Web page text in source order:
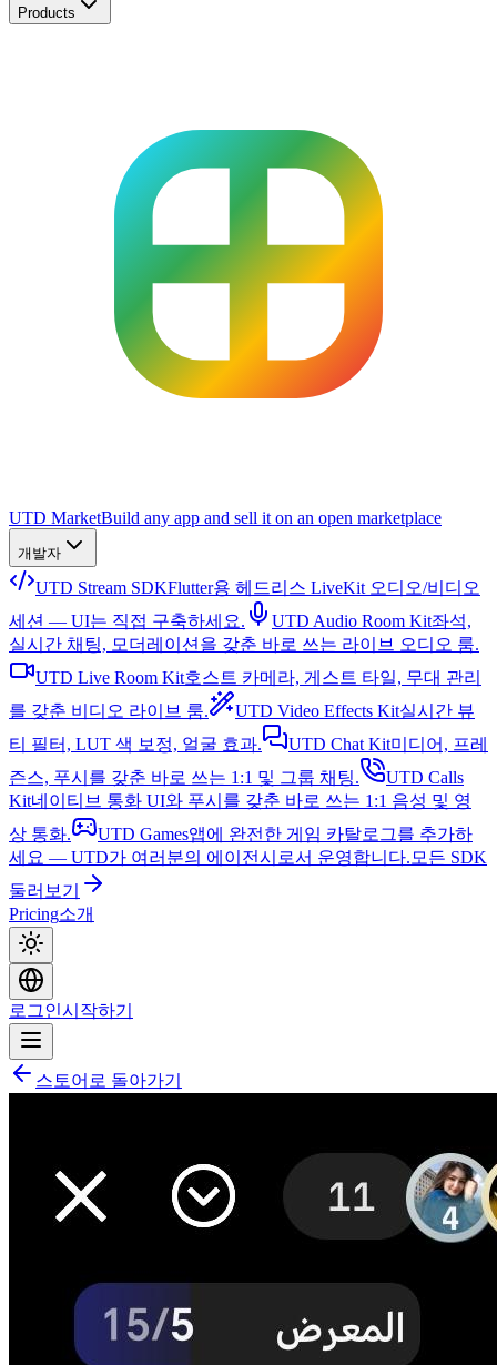
Products
UTD MarketBuild any app and sell it on an open marketplace
개발자
UTD Stream SDKFlutter용 헤드리스 LiveKit 오디오/비디오
세션 — UI는 직접 구축하세요.
UTD Audio Room Kit좌석,
실시간 채팅, 모더레이션을 갖춘 바로 쓰는 라이브 오디오 룸.
UTD Live Room Kit호스트 카메라, 게스트 타일, 무대 관리
를 갖춘 비디오 라이브 룸.
UTD Video Effects Kit실시간 뷰
티 필터, LUT 색 보정, 얼굴 효과.
UTD Chat Kit미디어, 프레
즌스, 푸시를 갖춘 바로 쓰는 1:1 및 그룹 채팅.
UTD Calls
Kit네이티브 통화 UI와 푸시를 갖춘 바로 쓰는 1:1 음성 및 영
상 통화.
UTD Games앱에 완전한 게임 카탈로그를 추가하
세요 — UTD가 여러분의 에이전시로서 운영합니다. 모든 SDK
둘러보기
Pricing소개
로그인시작하기
스토어로 돌아가기